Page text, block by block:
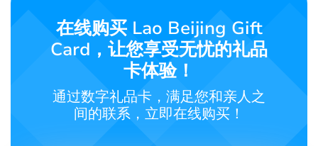
服
在线购买 Lao Beijing Gift
Card，让您享受无忧的礼品
卡体验！
通过数字礼品卡，满足您和亲人之
间的联系，立即在线购买！